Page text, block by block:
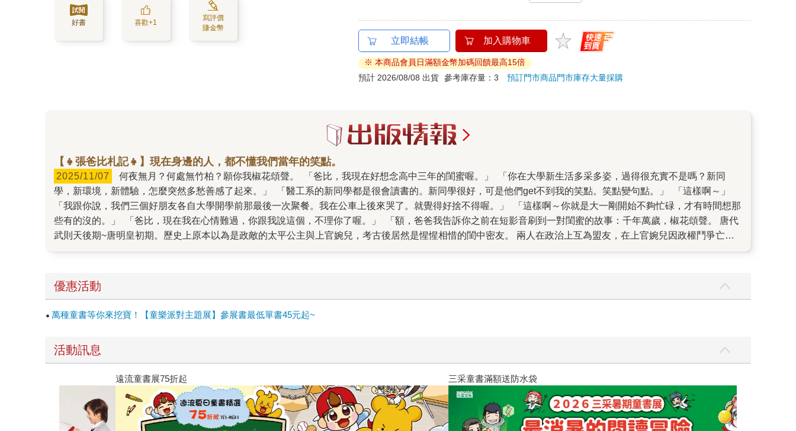
好書 喜歡+1
寫評價
賺金幣
立即結帳 加入購物車
※ 本商品會員日滿額金幣加碼回饋最高15倍
預計 2026/08/08 出貨 參考庫存量：3預訂門市商品門市庫存大量採購
【👧張爸比札記👧】現在身邊的人，都不懂我們當年的笑點。
2025/11/07
學，新環境，新體驗，怎麼突然多愁善感了起來。」 「醫工系的新同學都是很會讀書的。新同學很好，可是他們get不到我的笑點。笑點變句點。」 「這樣啊～」
「我跟你說，我們三個好朋友各自大學開學前那最後一次聚餐。我在公車上後來哭了。就覺得好捨不得喔。」 「這樣啊～你就是大一剛開始不夠忙碌，才有時間想那
些有的沒的。」 「爸比，現在我在心情難過，你跟我說這個，不理你了喔。」 「額，爸爸我告訴你之前在短影音刷到一對閨蜜的故事：千年萬歲，椒花頌聲。 唐代
武則天後期~唐明皇初期。歷史上原本以為是政敵的太平公主與上官婉兒，考古後居然是惺惺相惜的閨中密友。 兩人在政治上互為盟友，在上官婉兒因政權鬥爭亡故
以再見面。而且通訊這麼發達，手機傳訊息隨時都可以。」 「因為現在就是聯絡少了，然後好像新同學都還很陌生，所以就感到好懷念。」 「等放連假，你們不是
想見就能見。 何夜無月？何處無竹柏？在不同的階段會有不同的朋友，爸爸偶爾也會懷念以前同學，但大家都有各自的家庭，有時候不打擾最好。」 「就像現在爸
優惠活動
萬種童書等你來挖寶！【童樂派對主題展】參展書最低單書45元起~
活動訊息
遠流童書展75折起 三采童書滿額送防水袋